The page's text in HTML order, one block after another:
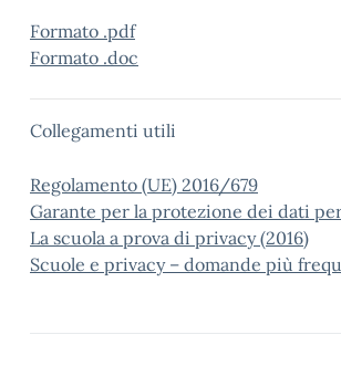
Formato .pdf
Formato .doc
Collegamenti utili
Regolamento (UE) 2016/679
Garante per la protezione dei dati
La scuola a prova di privacy (2016)
Scuole e privacy – domande più